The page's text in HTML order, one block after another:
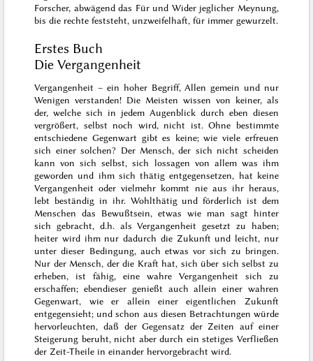
Forscher, abwägend das Für und Wider jeglicher Meynung,
bis die rechte feststeht, unzweifelhaft, für immer gewurzelt.
Erstes Buch
Die Vergangenheit
Vergangenheit – ein hoher Begriff, Allen gemein und nur
Wenigen verstanden! Die Meisten wissen von keiner, als
der, welche sich in jedem Augenblick durch eben diesen
vergrößert, selbst noch wird, nicht ist. Ohne bestimmte
entschiedene Gegenwart gibt es keine; wie viele erfreuen
sich einer solchen? Der Mensch, der sich nicht scheiden
kann von sich selbst, sich lossagen von allem was ihm
geworden und ihm sich thätig entgegensetzen, hat keine
Vergangenheit oder vielmehr kommt nie aus ihr heraus,
lebt beständig in ihr. Wohlthätig und förderlich ist dem
Menschen das Bewußtsein, etwas wie man sagt hinter
sich gebracht, d.h. als Vergangenheit gesetzt zu haben;
heiter wird ihm nur dadurch die Zukunft und leicht, nur
unter dieser Bedingung, auch etwas vor sich zu bringen.
Nur der Mensch, der die Kraft hat, sich über sich selbst zu
erheben, ist fähig, eine wahre Vergangenheit sich zu
erschaffen; ebendieser genießt auch allein einer wahren
Gegenwart, wie er allein einer eigentlichen Zukunft
entgegensieht; und schon aus diesen Betrachtungen würde
hervorleuchten, daß der Gegensatz der Zeiten auf einer
Steigerung beruht, nicht aber durch ein stetiges Verfließen
der Zeit-Theile in einander hervorgebracht wird.